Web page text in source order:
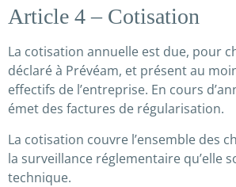
Article 4 – Cotisation
La cotisation annuelle est due, pour
déclaré à Prévéam, et présent au
effectifs de l’entreprise. En cours
émet des factures de régularisation.
La cotisation couvre l’ensemble des
la surveillance réglementaire qu’elle
technique.